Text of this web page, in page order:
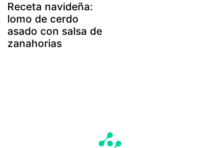
Receta navideña:
lomo de cerdo
asado con salsa de
zanahorias